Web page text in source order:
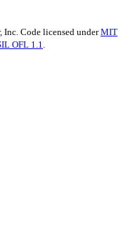
Inc. Code licensed underMIT
OFL 1.1